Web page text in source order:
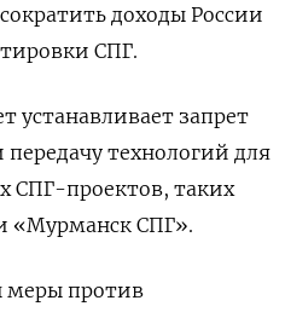
доходы России
СПГ.
устанавливает запрет
технологий для
СПГ-проектов, таких
«Мурманск СПГ».
меры против